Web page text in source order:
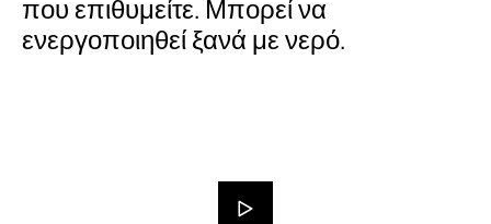
που επιθυμείτε. Μπορεί να
ενεργοποιηθεί ξανά με νερό.